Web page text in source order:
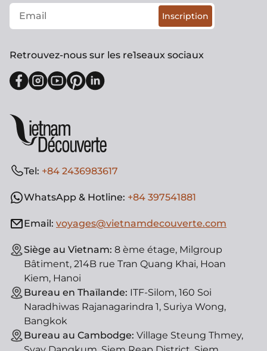
Tel: +84 2436983617
WhatsApp & Hotline: +84 397541881
Email: voyages@vietnamdecouverte.com
Siège au Vietnam: 8 ème étage, Milgroup
Bâtiment, 214B rue Tran Quang Khai, Hoan
Kiem, Hanoi
Bureau en Thaïlande: ITF-Silom, 160 Soi
Naradhiwas Rajanagarindra 1, Suriya Wong,
Bangkok
Bureau au Cambodge: Village Steung Thmey,
Inscription
Retrouvez-nous sur les re1seaux sociaux